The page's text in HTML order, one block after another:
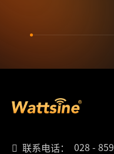
联系电话： 028 -